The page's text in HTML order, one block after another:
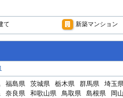
て 新築マンション
福島県 茨城県 栃木県 群馬県 埼玉
奈良県 和歌山県 鳥取県 島根県 岡